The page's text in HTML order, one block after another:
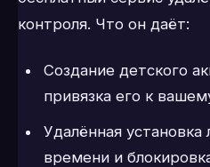
контроля. Что он даёт:
Создание детского
привязка его к
Удалённая
времени и